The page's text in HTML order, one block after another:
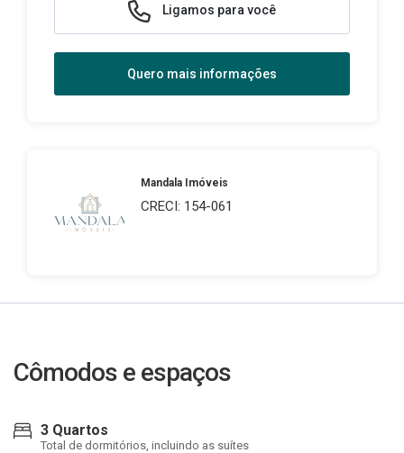
Ligamos para você
Quero mais informações
Mandala Imóveis
CRECI: 154-061
Cômodos e espaços
3 Quartos
Total de dormitórios, incluindo as suítes